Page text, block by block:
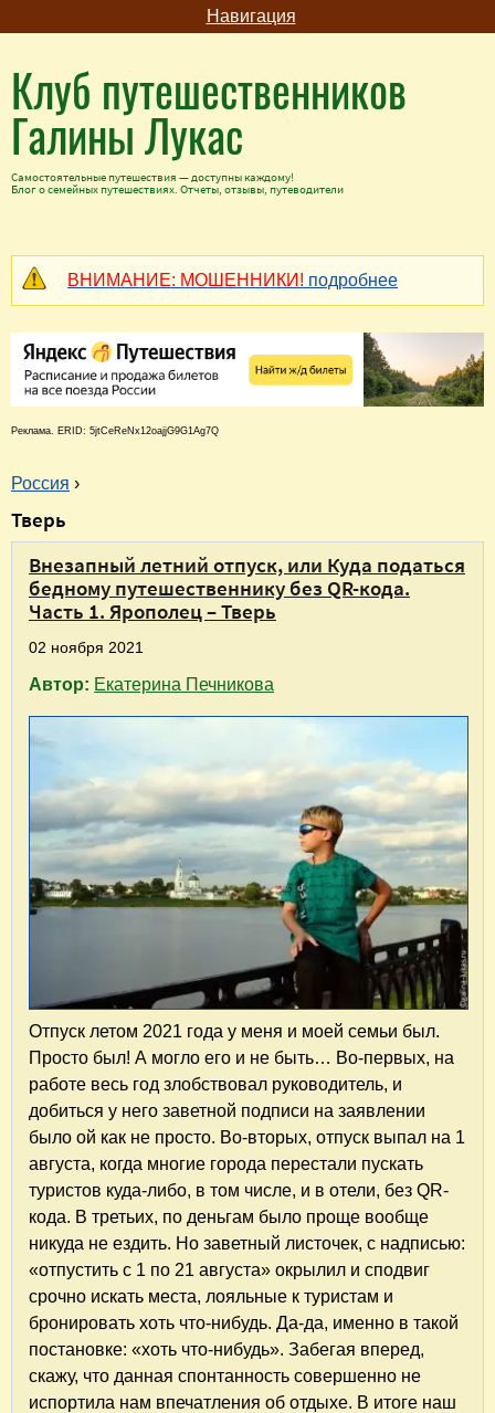
Навигация
Клуб путешественников
Галины Лукас
Самостоятельные путешествия — доступны каждому!
Блог о семейных путешествиях. Отчеты, отзывы, путеводители
ВНИМАНИЕ: МОШЕННИКИ! подробнее
Реклама. ERID: 5jtCeReNx12oajjG9G1Ag7Q
В
ы
Россия ›
Тверь
Внезапный летний отпуск, или Куда податься
бедному путешественнику без QR-кода.
Часть 1. Ярополец – Тверь
02 ноября 2021
Автор: Екатерина Печникова
Отпуск летом 2021 года у меня и моей семьи был.
Просто был! А могло его и не быть… Во-первых, на
работе весь год злобствовал руководитель, и
добиться у него заветной подписи на заявлении
было ой как не просто. Во-вторых, отпуск выпал на 1
августа, когда многие города перестали пускать
туристов куда-либо, в том числе, и в отели, без QR-
кода. В третьих, по деньгам было проще вообще
никуда не ездить. Но заветный листочек, с надписью:
«отпустить с 1 по 21 августа» окрылил и сподвиг
срочно искать места, лояльные к туристам и
бронировать хоть что-нибудь. Да-да, именно в такой
постановке: «хоть что-нибудь». Забегая вперед,
скажу, что данная спонтанность совершенно не
испортила нам впечатления об отдыхе. В итоге наш